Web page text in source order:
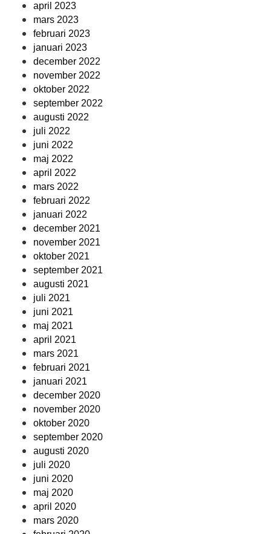
april 2023
mars 2023
februari 2023
januari 2023
december 2022
november 2022
oktober 2022
september 2022
augusti 2022
juli 2022
juni 2022
maj 2022
april 2022
mars 2022
februari 2022
januari 2022
december 2021
november 2021
oktober 2021
september 2021
augusti 2021
juli 2021
juni 2021
maj 2021
april 2021
mars 2021
februari 2021
januari 2021
december 2020
november 2020
oktober 2020
september 2020
augusti 2020
juli 2020
juni 2020
maj 2020
april 2020
mars 2020